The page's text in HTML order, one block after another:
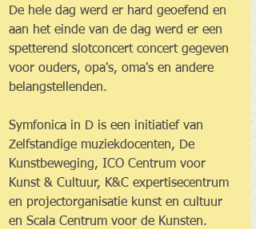
De hele dag werd er hard geoefend en
aan het einde van de dag werd er een
spetterend slotconcert concert gegeven
voor ouders, opa's, oma's en andere
belangstellenden.
Symfonica in D is een initiatief van
Zelfstandige muziekdocenten, De
Kunstbeweging, ICO Centrum voor
Kunst & Cultuur, K&C expertisecentrum
en projectorganisatie kunst en cultuur
en Scala Centrum voor de Kunsten.